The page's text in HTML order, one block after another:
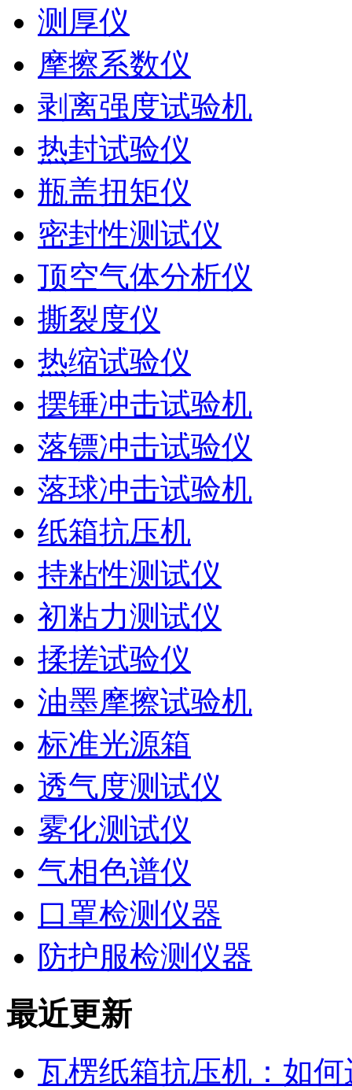
测厚仪
摩擦系数仪
剥离强度试验机
热封试验仪
瓶盖扭矩仪
密封性测试仪
顶空气体分析仪
撕裂度仪
热缩试验仪
摆锤冲击试验机
落镖冲击试验仪
落球冲击试验机
纸箱抗压机
持粘性测试仪
初粘力测试仪
揉搓试验仪
油墨摩擦试验机
标准光源箱
透气度测试仪
雾化测试仪
气相色谱仪
口罩检测仪器
防护服检测仪器
最近更新
瓦楞纸箱抗压机：如